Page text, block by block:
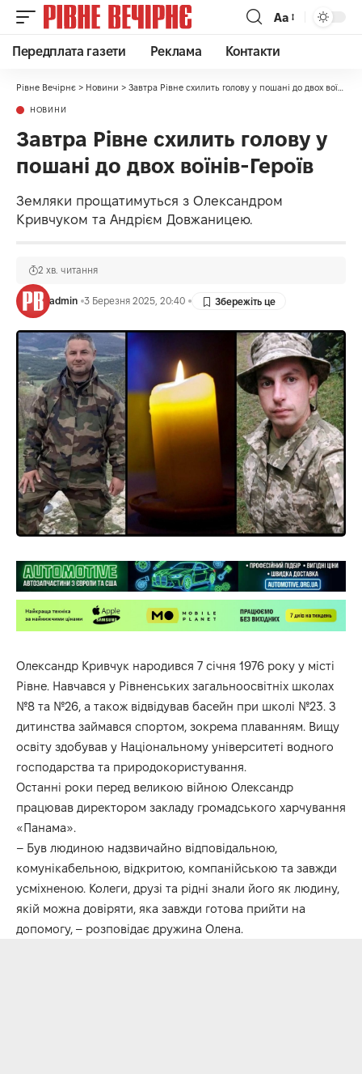
Аа
Передплата газети Реклама Контакти
Рівне Вечірнє > Новини > Завтра Рівне схилить голову у пошані до двох воїнів-Героїв
НОВИНИ
Завтра Рівне схилить голову у
пошані до двох воїнів-Героїв
Земляки прощатимуться з Олександром
Кривчуком та Андрієм Довжаницею.
admin 3 Березня 2025, 20:40
2 хв. читання
Олександр Кривчук народився 7 січня 1976 року у місті
Рівне. Навчався у Рівненських загальноосвітніх школах
№8 та №26, а також відвідував басейн при школі №23. З
дитинства займався спортом, зокрема плаванням. Вищу
освіту здобував у Національному університеті водного
господарства та природокористування.
Останні роки перед великою війною Олександр
працював директором закладу громадського харчування
«Панама».
– Був людиною надзвичайно відповідальною,
комунікабельною, відкритою, компанійською та завжди
усміхненою. Колеги, друзі та рідні знали його як людину,
якій можна довіряти, яка завжди готова прийти на
допомогу, – розповідає дружина Олена.